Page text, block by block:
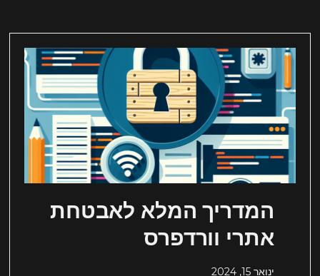
המדריך המלא לאבטחת
אתרי וורדפרס
ינואר 15, 2024